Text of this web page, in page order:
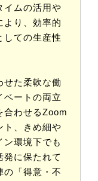
イムの活用や
より、効率的
しての生産性
た柔軟な働
ベートの両立
合わせるZoom
ト、きめ細や
環境下でも
に保たれて
の「得意・不